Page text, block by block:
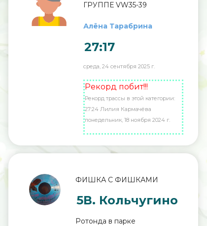
ГРУППЕ VW35-39
Алëна Тарабрина
27:17
среда, 24 сентября 2025 г.
Рекорд побит!!!
Рекорд трассы в этой категории:
27:24 Лилия Кармачёва
понедельник, 18 ноября 2024 г.
ФИШКА С ФИШКАМИ
5В. Кольчугино
Ротонда в парке